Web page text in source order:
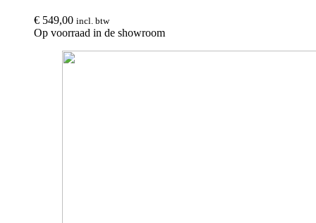
€ 549,00 incl. btw
Op voorraad in de showroom